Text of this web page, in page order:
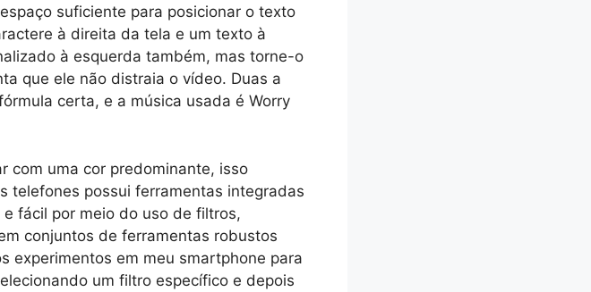
suficiente para posicionar o texto
à direita da tela e um texto à
à esquerda também, mas torne-o
que ele não distraia o vídeo. Duas a
certa, e a música usada é Worry
com uma cor predominante, isso
telefones possui ferramentas integradas
fácil por meio do uso de filtros,
conjuntos de ferramentas robustos
experimentos em meu smartphone para
um filtro específico e depois